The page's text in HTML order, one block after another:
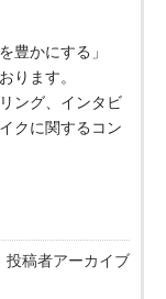
豊かにする」
ります。
ング、インタビ
クに関するコン
投稿者アーカイブ